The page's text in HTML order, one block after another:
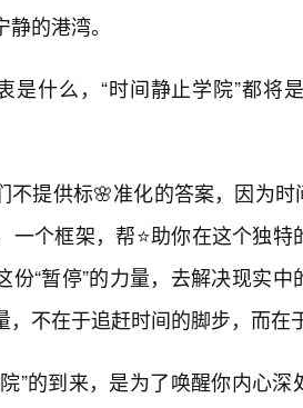
的港湾。
是什么，“时间静止学院”都将
不提供标🌸准化的答案，因为
一个框架，帮⭐助你在这个独
份“暂停”的力量，去解决现实
，不在于追赶时间的脚步，而在
”的到来，是为了唤醒你内心